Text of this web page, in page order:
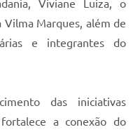
Viviane Luiza, o
Vilma Marques, além de
e integrantes do
das iniciativas
a conexão do